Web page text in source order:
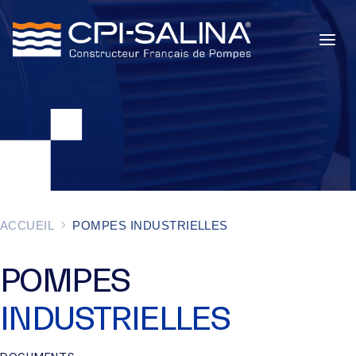
SERVICES
À PROPOS
ACCUEIL POMPES INDUSTRIELLES
POMPES
INDUSTRIELLES